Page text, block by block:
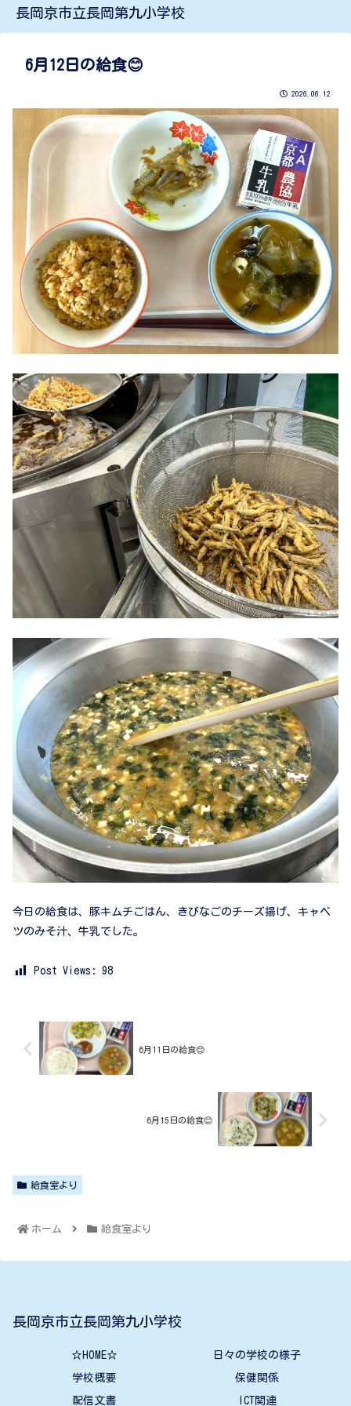
長岡京市立長岡第九小学校
6月12日の給食😊
2026.06.12
今日の給食は、豚キムチごはん、きびなごのチーズ揚げ、キャベ
ツのみそ汁、牛乳でした。
Post Views: 98
6月11日の給食😊
6月15日の給食😊
給食室より
ホーム 給食室より
長岡京市立長岡第九小学校
☆HOME☆ 日々の学校の様子
学校概要 保健関係
配信文書 ICT関連